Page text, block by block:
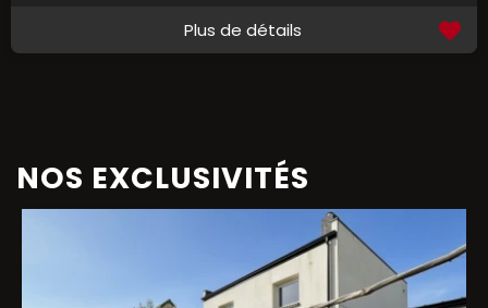
Plus de détails
NOS EXCLUSIVITÉS